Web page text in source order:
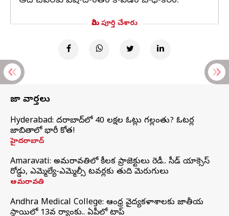
మీరు పూర్తి చేశారు
తాజా వార్తలు
Hyderabad: హైదరాబాద్‌లో 40 లక్షల ఓట్లు గల్లంతు? ఓటర్ల
జాబితాలో భారీ కోత!
హైదరాబాద్
Amaravati: అమరావతిలో కీలక ప్రాజెక్టులు రెడీ.. సీడ్‌ యాక్సెస్‌
రోడ్డు, ఎమ్మెల్యే-ఎమ్మెల్సీ టవర్లకు తుది మెరుగులు
అమరావతి
Andhra Medical College: ఆంధ్ర వైద్యకళాశాలకు జాతీయ
స్థాయిలో 13వ ర్యాంకు.. ఏపీలో టాప్